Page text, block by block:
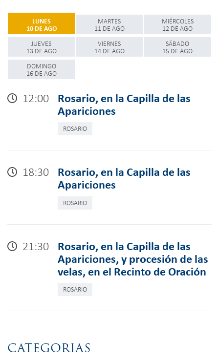
LUNES
10 DE AGO
MARTES
11 DE AGO
MIÉRCOLES
12 DE AGO
JUEVES
13 DE AGO
VIERNES
14 DE AGO
SÁBADO
15 DE AGO
DOMINGO
16 DE AGO
12:00 Rosario, en la Capilla de las
Apariciones
ROSARIO
18:30 Rosario, en la Capilla de las
Apariciones
ROSARIO
21:30 Rosario, en la Capilla de las
Apariciones, y procesión de las
velas, en el Recinto de Oración
ROSARIO
CATEGORIAS